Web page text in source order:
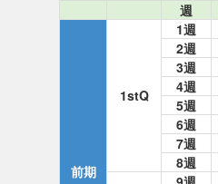
週
前期
1stQ
1週
2週
3週
4週
5週
6週
7週
8週